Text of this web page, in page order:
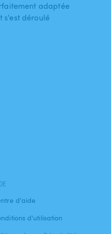
adaptée
s'est déroulé
d'aide
d'utilisation